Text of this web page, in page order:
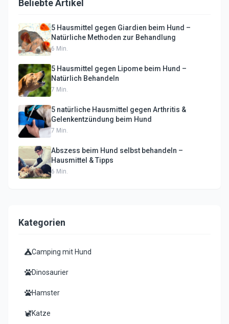
Beliebte Artikel
5 Hausmittel gegen Giardien beim Hund –
Natürliche Methoden zur Behandlung
6 Min.
5 Hausmittel gegen Lipome beim Hund –
Natürlich Behandeln
7 Min.
5 natürliche Hausmittel gegen Arthritis &
Gelenkentzündung beim Hund
7 Min.
Abszess beim Hund selbst behandeln –
Hausmittel & Tipps
6 Min.
Kategorien
Camping mit Hund
Dinosaurier
Hamster
Katze